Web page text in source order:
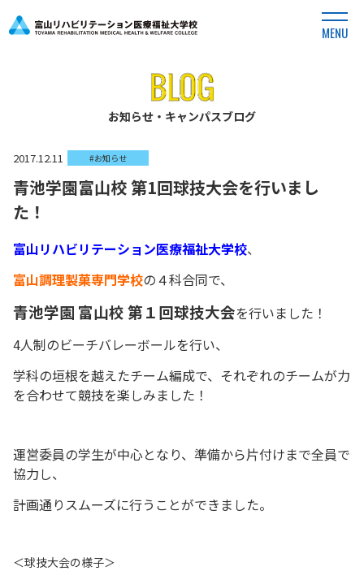
MENU
お知らせ・キャンパスブログ
2017.12.11 #お知らせ
青池学園富山校 第1回球技大会を行いまし
た！
富山リハビリテーション医療福祉大学校、
富山調理製菓専門学校の４科合同で、
青池学園 富山校 第１回球技大会を行いました！
4人制のビーチバレーボールを行い、
学科の垣根を越えたチーム編成で、それぞれのチームが力
を合わせて競技を楽しみました！
運営委員の学生が中心となり、準備から片付けまで全員で
協力し、
計画通りスムーズに行うことができました。
＜球技大会の様子＞